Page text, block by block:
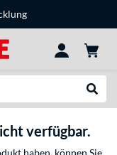
verfügbar.
haben, können Sie